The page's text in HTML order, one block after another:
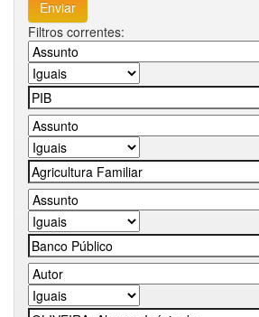
Filtros correntes: